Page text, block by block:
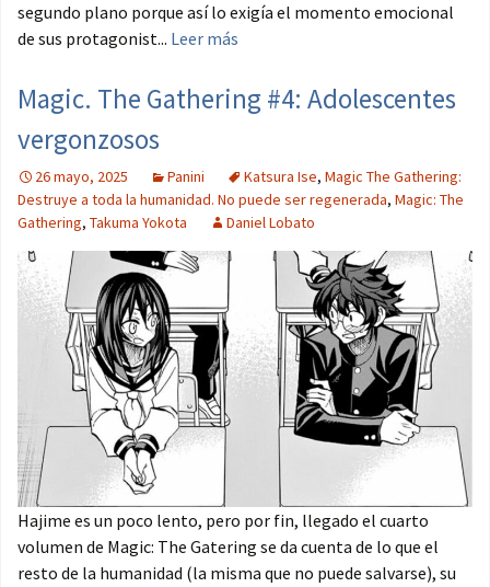
segundo plano porque así lo exigía el momento emocional
de sus protagonist... Leer más
Magic. The Gathering #4: Adolescentes
vergonzosos
26 mayo, 2025 Panini Katsura Ise, Magic The Gathering:
Destruye a toda la humanidad. No puede ser regenerada, Magic: The
Gathering, Takuma Yokota Daniel Lobato
Hajime es un poco lento, pero por fin, llegado el cuarto
volumen de Magic: The Gatering se da cuenta de lo que el
resto de la humanidad (la misma que no puede salvarse), su